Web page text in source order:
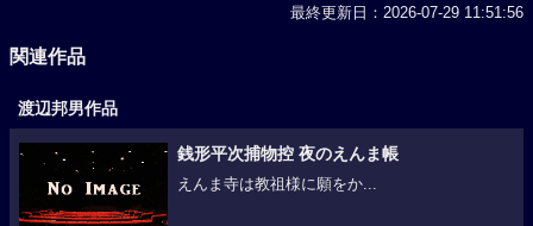
最終更新日：2026-07-29 11:51:56
関連作品
渡辺邦男作品
銭形平次捕物控 夜のえんま帳
えんま寺は教祖様に願をか...